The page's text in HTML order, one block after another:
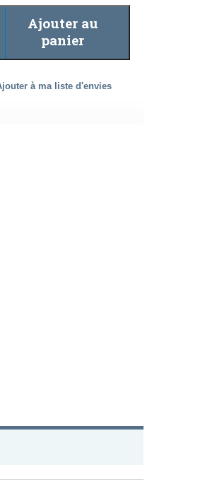
Ajouter au
panier
à ma liste d'envies